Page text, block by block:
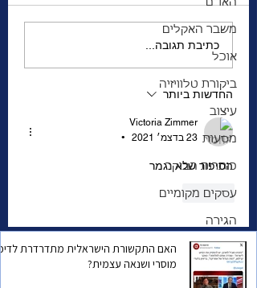
האו"ם
משבר האקלים
אוכל
ביקורת טלוויזיה
עיצוב
מסעות
כותרות הבוקר
עסקים מקומיים
הגירה
כתיבת תגובה...
החדשות ביותר
Victoria Zimmer
23 בדצמ׳ 2021
•
הסיפור שלא נגמר
לייק
האם התקשורת הישראלית מתדרדרת
מוסרי ושנאה עצמית?